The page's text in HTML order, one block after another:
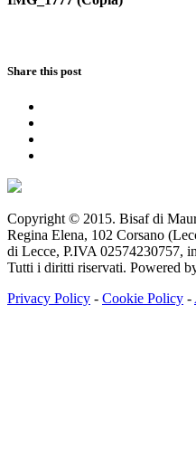
Share this post
Copyright © 2015. Bisaf di
Regina Elena, 102 Corsano
di Lecce, P.IVA 02574230757,
Tutti i diritti riservati. Powered
Privacy Policy - Cookie Policy -